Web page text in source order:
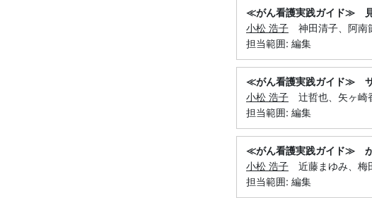
≪がん看護実践ガイド≫
小松 浩子 神田清子、阿南
担当範囲: 編集
≪がん看護実践ガイド≫ サ
小松 浩子 辻哲也、矢ヶ崎
担当範囲: 編集
≪がん看護実践ガイド≫
小松 浩子 近藤まゆみ、梅
担当範囲: 編集